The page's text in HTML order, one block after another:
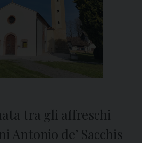
tra gli affreschi
Antonio de’ Sacchis